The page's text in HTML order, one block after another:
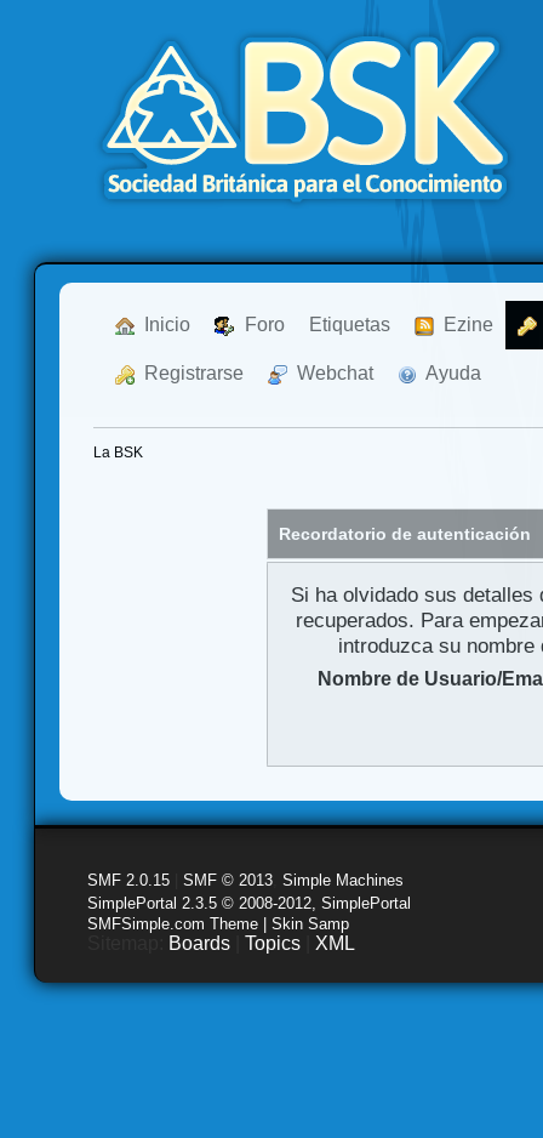
Inicio Foro Etiquetas Ezine
Registrarse Webchat Ayuda
La BSK
Recordatorio de autenticación
Si ha olvidado sus
recuperados. Para
introduzca su
Nombre de Usuario/
SMF 2.0.15 SMF © 2013 Simple Machines
SimplePortal 2.3.5 © 2008-2012, SimplePortal
SMFSimple.com Theme | Skin Samp
Boards Topics XML